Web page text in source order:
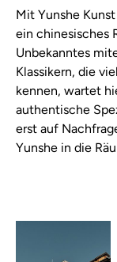
Mit Yunshe
ein chinesisches
Unbekanntes
Klassikern, die
kennen, wartet
authentische
erst auf
Yunshe in die